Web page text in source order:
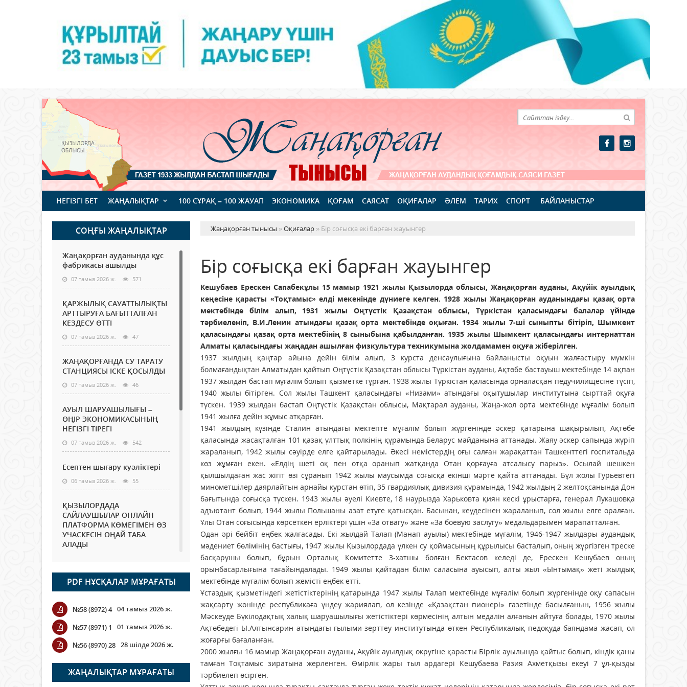
НЕГІЗГІ БЕТ ЖАҢАЛЫҚТАР 100 СҰРАҚ – 100 ЖАУАП ЭКОНОМИКА ҚОҒАМ САЯСАТ ОҚИҒАЛАР ӘЛЕМ ТАРИХ СПОРТ БАЙЛАНЫСТАР
СОҢҒЫ ЖАҢАЛЫҚТАР
Жаңақорған ауданында құс
фабрикасы ашылды
07 тамыз 2026 ж. 571
ҚАРЖЫЛЫҚ САУАТТЫЛЫҚТЫ
АРТТЫРУҒА БАҒЫТТАЛҒАН
КЕЗДЕСУ ӨТТІ
07 тамыз 2026 ж. 47
ЖАҢАҚОРҒАНДА СУ ТАРАТУ
СТАНЦИЯСЫ ІСКЕ ҚОСЫЛДЫ
07 тамыз 2026 ж. 46
АУЫЛ ШАРУАШЫЛЫҒЫ –
ӨҢІР ЭКОНОМИКАСЫНЫҢ
НЕГІЗГІ ТІРЕГІ
07 тамыз 2026 ж. 542
Есептен шығару куәліктері
06 тамыз 2026 ж. 55
ҚЫЗЫЛОРДАДА
САЙЛАУШЫЛАР ОНЛАЙН
ПЛАТФОРМА КӨМЕГІМЕН ӨЗ
УЧАСКЕСІН ОҢАЙ ТАБА
АЛАДЫ
Open Air: Қызылорда
облысы полиция
департаменті 20 мыңнан
астам көрерменнің
қауіпсіздігін қамтамасыз етті
ҚАЛАЙ ӨТЕДІ?
06 тамыз 2026 ж. 251
PDF НҰСҚАЛАР МҰРАҒАТЫ
№58 (8972) 4 04 тамыз 2026 ж.
№57 (8971) 1
01 тамыз 2026 ж.
№56 (8970) 28 28 шілде 2026 ж.
ЖАҢАЛЫҚТАР МҰРАҒАТЫ
Жаңақорған тынысы »Оқиғалар » Бір соғысқа екі барған жауынгер
Бір соғысқа екі барған жауынгер
Кешубаев Ерескен Сапабекұлы 15 мамыр 1921 жылы Қызылорда облысы, Жаңақорған ауданы, Ақүйік ауылдық
кеңесіне қарасты «Тоқтамыс» елді мекенінде дүниеге келген. 1928 жылы Жаңақорған ауданындағы қазақ орта
мектебінде білім алып, 1931 жылы Оңтүстік Қазақстан облысы, Түркістан қаласындағы балалар үйінде
тәрбиеленіп, В.И.Ленин атындағы қазақ орта мектебінде оқыған. 1934 жылы 7-ші сыныпты бітіріп, Шымкент
қаласындағы қазақ орта мектебінің 8 сыныбына қабылданған. 1935 жылы Шымкент қаласындағы интернаттан
Алматы қаласындағы жаңадан ашылған физкультура техникумына жолдамамен оқуға жіберілген.
1937 жылдың қаңтар айына дейін білім алып, 3 курста денсаулығына байланысты оқуын жалғастыру мүмкін
болмағандықтан Алматыдан қайтып Оңтүстік Қазақстан облысы Түркістан ауданы, Ақтөбе бастауыш мектебінде 14 ақпан
1937 жылдан бастап мұғалім болып қызметке тұрған. 1938 жылы Түркістан қаласында орналасқан педучилищесіне түсіп,
1940 жылы бітірген. Сол жылы Ташкент қаласындағы «Низами» атындағы оқытушылар институтына сырттай оқуға
түскен. 1939 жылдан бастап Оңтүстік Қазақстан облысы, Мақтарал ауданы, Жаңа-жол орта мектебінде мұғалім болып
1941 жылға дейін жұмыс атқарған.
1941 жылдың күзінде Сталин атындағы мектепте мұғалім болып жүргенінде әскер қатарына шақырылып, Ақтөбе
қаласында жасақталған 101 қазақ ұлттық полкінің құрамында Беларус майданына аттанады. Жаяу әскер сапында жүріп
жараланып, 1942 жылы сәуірде елге қайтарылады. Әкесі немістердің оғы салған жарақаттан Ташкенттегі госпитальда
көз жұмған екен. «Елдің шеті оқ пен отқа оранып жатқанда Отан қорғауға атсалысу парыз». Осылай шешкен
қылшылдаған жас жігіт өзі сұранып 1942 жылы маусымда соғысқа екінші мәрте қайта аттанады. Бұл жолы Гурьевтегі
минометшілер даярлайтын арнайы курстан өтіп, 35 гвардиялық дивизия құрамында, 1942 жылдың 2 желтоқсанында Дон
бағытында соғысқа түскен. 1943 жылы әуелі Киевте, 18 наурызда Харьковта қиян кескі ұрыстарға, генерал Лукашовқа
адъютант болып, 1944 жылы Польшаны азат етуге қатысқан. Басынан, кеудесінен жараланып, сол жылы елге оралған.
Ұлы Отан соғысында көрсеткен ерліктері үшін «За отвагу» және «За боевую заслугу» медальдарымен марапатталған.
Одан әрі бейбіт еңбек жалғасады. Екі жылдай Талап (Манап ауылы) мектебінде мұғалім, 1946-1947 жылдары аудандық
мәдениет бөлімінің бастығы, 1947 жылы Қызылордада үлкен су қоймасының құрылысы басталып, оның жүргізген треске
басқарушы болып, бұрын Орталық Комитетте 3-хатшы болған Бектасов келеді де, Ерескен Кешубаев оның
орынбасарлығына тағайындалады. 1949 жылы қайтадан білім саласына ауысып, алты жыл «Ынтымақ» жеті жылдық
мектебінде мұғалім болып жемісті еңбек етті.
Ұстаздық қызметіндегі жетістіктерінің қатарында 1947 жылы Талап мектебінде мұғалім болып жүргенінде оқу сапасын
жақсарту жөнінде республикаға үндеу жариялап, ол кезінде «Қазақстан пионері» газетінде басылғанын, 1956 жылы
Мәскеуде Бүкілодақтық халық шаруашылығы жетістіктері көрмесінің алтын медалін алғанын айтуға болады, 1970 жылы
Ақтөбедегі Ы.Алтынсарин атындағы ғылыми-зерттеу институтында өткен Республикалық педоқуда баяндама жасап, ол
жоғарғы бағаланған.
2000 жылғы 16 мамыр Жаңақорған ауданы, Ақүйік ауылдық округіне қарасты Бірлік ауылында қайтыс болып, кіндік қаны
тамған Тоқтамыс зиратына жерленген. Өмірлік жары тыл ардагері Кешубаева Разия Ахметқызы екеуі 7 ұл-қызды
тәрбиелеп өсірген.